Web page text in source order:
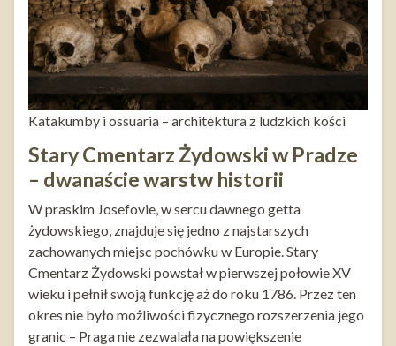
Katakumby i ossuaria – architektura z ludzkich kości
Stary Cmentarz Żydowski w Pradze
– dwanaście warstw historii
W praskim Josefovie, w sercu dawnego getta
żydowskiego, znajduje się jedno z najstarszych
zachowanych miejsc pochówku w Europie. Stary
Cmentarz Żydowski powstał w pierwszej połowie XV
wieku i pełnił swoją funkcję aż do roku 1786. Przez ten
okres nie było możliwości fizycznego rozszerzenia jego
granic – Praga nie zezwalała na powiększenie